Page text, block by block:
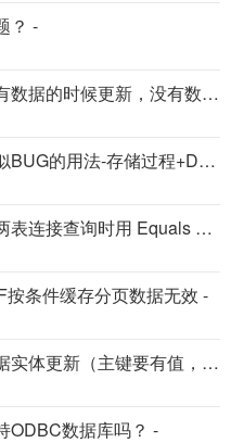
？ -
[SqlSugar] 能不能实现有数据的时候更新，没有数据的时候插入 -
[SqlSugar] 发现一个疑似BUG的用法-存储过程+DataReader -
[SqlSugar] 请教一下，两表连接查询时用 Equals 和 == 有什么区别？为什么我用 == 的时候报错了？？？ -
条件缓存分页数据无效 -
[SqlSugar] 想问下，根据实体更新（主键要有值，主键是更新条件）怎么设置 -
ODBC数据库吗？ -